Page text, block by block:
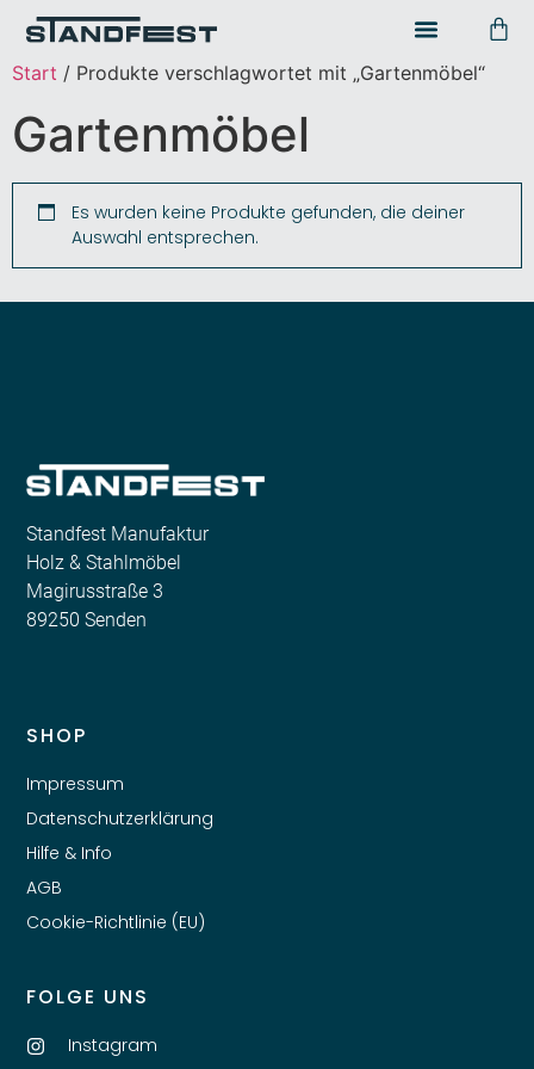
Start / Produkte verschlagwortet mit „Gartenmöbel“
Gartenmöbel
Es wurden keine Produkte gefunden, die deiner
Auswahl entsprechen.
Standfest Manufaktur
Holz & Stahlmöbel
Magirusstraße 3
89250 Senden
SHOP
Impressum
Datenschutzerklärung
Hilfe & Info
AGB
Cookie-Richtlinie (EU)
FOLGE UNS
Instagram